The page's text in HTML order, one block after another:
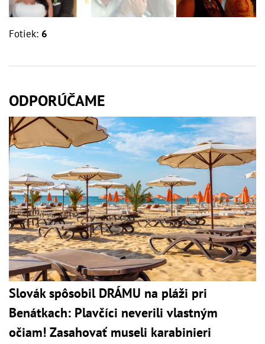
Fotiek: 6
ODPORÚČAME
Slovák spôsobil DRÁMU na pláži pri
Benátkach: Plavčíci neverili vlastným
očiam! Zasahovať museli karabinieri